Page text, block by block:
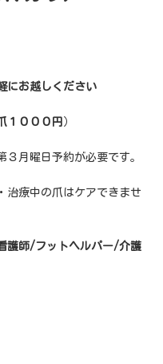
にお越しください
１０００円 ）
月曜日予約が必要です。
療中の爪はケアできませ
護師/フットヘルパー/介護